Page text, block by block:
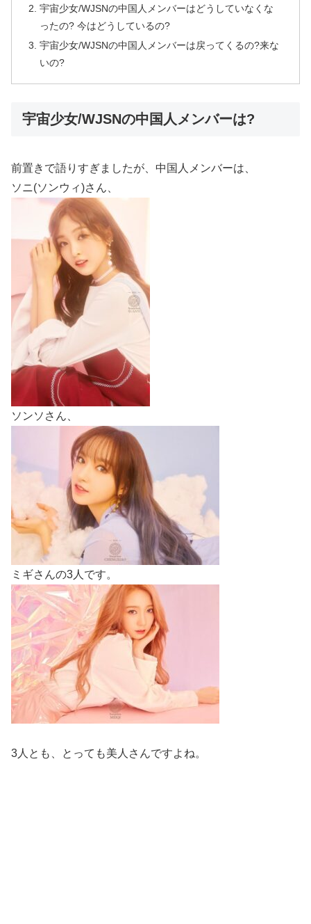
宇宙少女/WJSNの中国人メンバーはどうしていなくな
ったの? 今はどうしているの?
宇宙少女/WJSNの中国人メンバーは戻ってくるの?来な
いの?
宇宙少女/WJSNの中国人メンバーは?
前置きで語りすぎましたが、中国人メンバーは、
ソニ(ソンウィ)さん、
ソンソさん、
ミギさんの3人です。
3人とも、とっても美人さんですよね。